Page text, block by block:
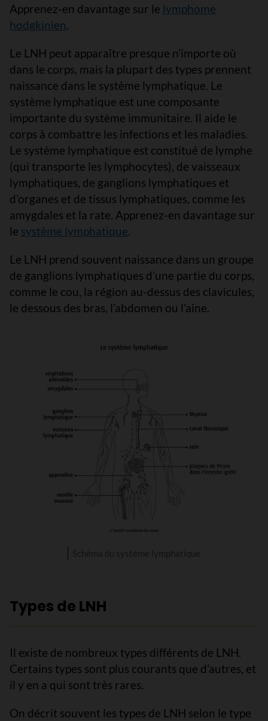
Apprenez-en davantage sur le lymphome
hodgkinien.
Le LNH peut apparaître presque n’importe où
dans le corps, mais la plupart des types prennent
naissance dans le système lymphatique. Le
système lymphatique est une composante
importante du système immunitaire. Il aide le
corps à combattre les infections et les maladies.
Le système lymphatique est constitué de lymphe
(qui transporte les lymphocytes), de vaisseaux
lymphatiques, de ganglions lymphatiques et
d’organes et de tissus lymphatiques, comme les
amygdales et la rate. Apprenez-en davantage sur
le système lymphatique.
Le LNH prend souvent naissance dans un groupe
de ganglions lymphatiques d’une partie du corps,
comme le cou, la région au-dessus des clavicules,
le dessous des bras, l’abdomen ou l’aine.
Types de LNH
Il existe de nombreux types différents de LNH.
Certains types sont plus courants que d’autres, et
il y en a qui sont très rares.
On décrit souvent les types de LNH selon le type